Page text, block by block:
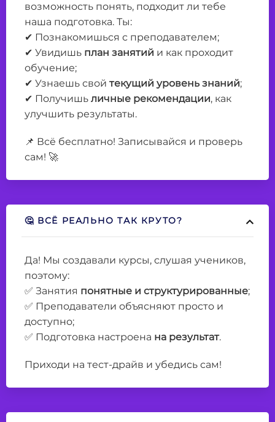
возможность понять, подходит ли тебе
наша подготовка. Ты:
✔ Познакомишься с преподавателем;
✔ Увидишь план занятий и как проходит
обучение;
✔ Узнаешь свой текущий уровень знаний;
✔ Получишь личные рекомендации, как
улучшить результаты.
📌 Всё бесплатно! Записывайся и проверь
сам! 🚀
🤔 ВСЁ РЕАЛЬНО ТАК КРУТО?
Да! Мы создавали курсы, слушая учеников,
поэтому:
✅ Занятия понятные и структурированные;
✅ Преподаватели объясняют просто и
доступно;
✅ Подготовка настроена на результат.
Приходи на тест-драйв и убедись сам!